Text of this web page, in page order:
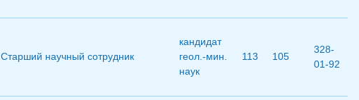
Старший научный сотрудник
кандидат
геол.-мин.
наук
113 105
328-
01-92